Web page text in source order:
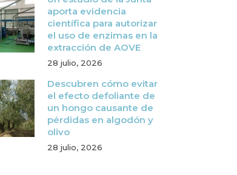
aporta evidencia
científica para autorizar
el uso de enzimas en la
extracción de AOVE
28 julio, 2026
Descubren cómo evitar
el efecto defoliante de
un hongo causante de
pérdidas en algodón y
olivo
28 julio, 2026